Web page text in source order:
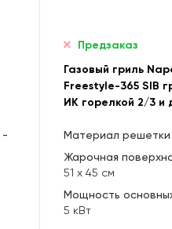
-
Предзаказ
Газовый гриль
Freestyle-365 SIB
ИК горелкой 2/3 и
Материал решетки
Жарочная
51 х 45 см
Мощность
5 кВт